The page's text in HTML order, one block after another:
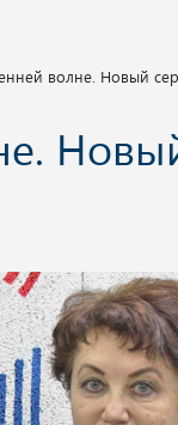
волне. Новый